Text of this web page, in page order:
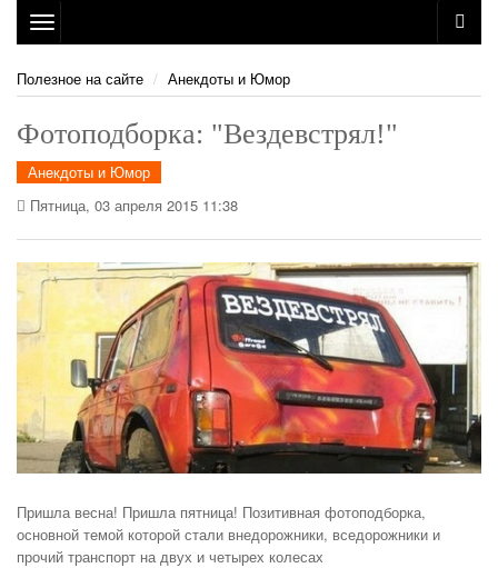
Toggle
navigation
Полезное на сайте
Анекдоты и Юмор
Фотоподборка: "Вездевстрял!"
Анекдоты и Юмор
Пятница, 03 апреля 2015 11:38
Пришла весна! Пришла пятница! Позитивная фотоподборка,
основной темой которой стали внедорожники, вседорожники и
прочий транспорт на двух и четырех колесах